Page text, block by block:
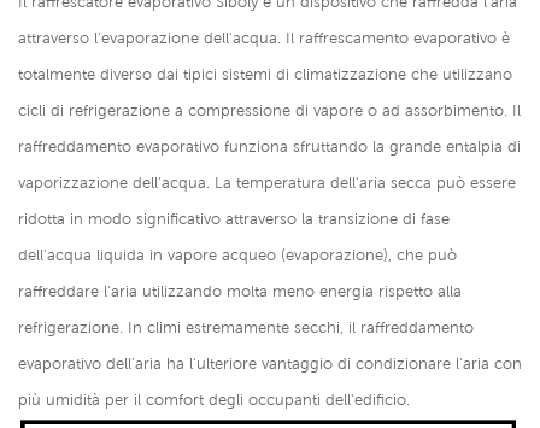
attraverso l'evaporazione dell'acqua. Il raffrescamento evaporativo è
totalmente diverso dai tipici sistemi di climatizzazione che utilizzano
cicli di refrigerazione a compressione di vapore o ad assorbimento. Il
raffreddamento evaporativo funziona sfruttando la grande entalpia di
vaporizzazione dell'acqua. La temperatura dell'aria secca può essere
ridotta in modo significativo attraverso la transizione di fase
dell'acqua liquida in vapore acqueo (evaporazione), che può
raffreddare l'aria utilizzando molta meno energia rispetto alla
refrigerazione. In climi estremamente secchi, il raffreddamento
evaporativo dell'aria ha l'ulteriore vantaggio di condizionare l'aria con
più umidità per il comfort degli occupanti dell'edificio.